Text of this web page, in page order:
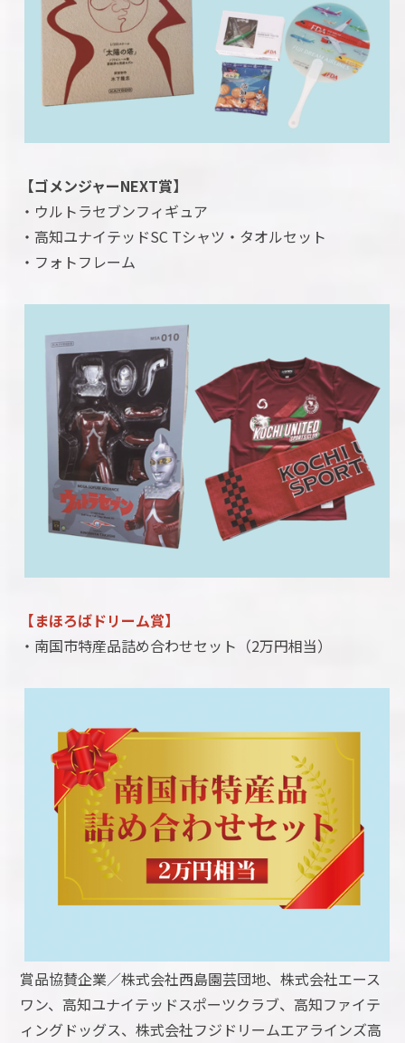
【ゴメンジャーNEXT賞】
・ウルトラセブンフィギュア
・高知ユナイテッドSC Tシャツ・タオルセット
・フォトフレーム
【まほろばドリーム賞】
・南国市特産品詰め合わせセット（2万円相当）
賞品協賛企業／株式会社西島園芸団地、株式会社エース
ワン、高知ユナイテッドスポーツクラブ、高知ファイテ
ィングドッグス、株式会社フジドリームエアラインズ高